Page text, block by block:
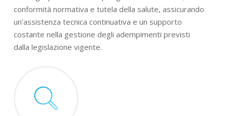
conformità normativa e tutela della salute, assicurando
un’assistenza tecnica continuativa e un supporto
costante nella gestione degli adempimenti previsti
dalla legislazione vigente.